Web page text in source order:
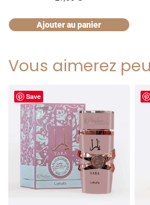
Ajouter au panier
Vous aimerez
Save